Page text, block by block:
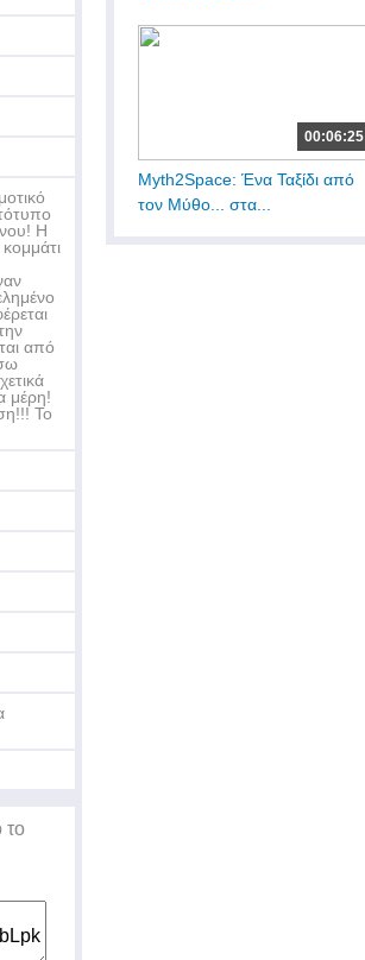
00:06:25
Myth2Space: Ένα Ταξίδι από
τον Μύθο... στα...
Η
από
μέρη!
Το
το